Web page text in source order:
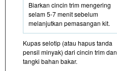
Biarkan cincin trim mengering
selam 5-7 menit sebelum
melanjutkan pemasangan kit.
Kupas selotip (atau hapus tanda
pensil minyak) dari cincin trim dan
tangki bahan bakar.